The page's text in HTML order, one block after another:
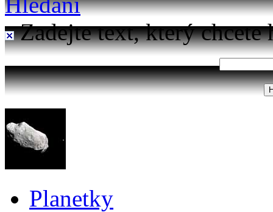
Zadejte text, který chcete
Planetky